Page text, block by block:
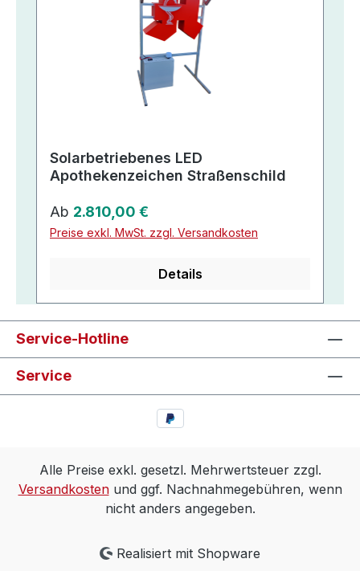
Solarbetriebenes LED
Apothekenzeichen Straßenschild
Regulärer Preis:
Ab 2.810,00 €
Preise exkl. MwSt. zzgl. Versandkosten
Details
Service-Hotline
Service
Alle Preise exkl. gesetzl. Mehrwertsteuer zzgl.
Versandkostenund ggf. Nachnahmegebühren, wenn
nicht anders angegeben.
Realisiert mit Shopware